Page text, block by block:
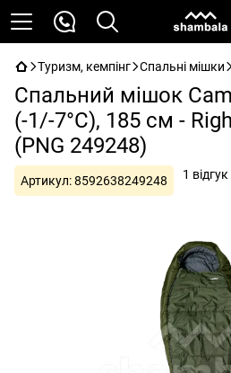
Туризм, кемпінг Спальні мішки
Спальний мішок
(-1/-7°C), 185 см -
(PNG 249248)
Артикул:8592638249248 1 відгук